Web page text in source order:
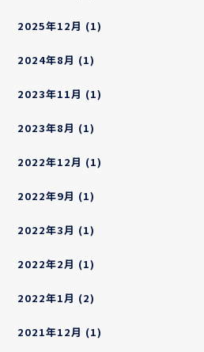
2025年12月 (1)
2024年8月 (1)
2023年11月 (1)
2023年8月 (1)
2022年12月 (1)
2022年9月 (1)
2022年3月 (1)
2022年2月 (1)
2022年1月 (2)
2021年12月 (1)